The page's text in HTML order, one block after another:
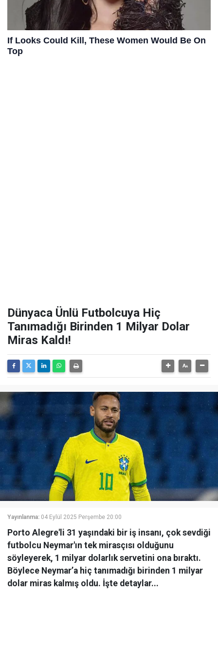
Dünyaca Ünlü Futbolcuya Hiç
Tanımadığı Birinden 1 Milyar Dolar
Miras Kaldı!
Yayınlanma: 04 Eylül 2025 Perşembe 20:00
Porto Alegre'li 31 yaşındaki bir iş insanı, çok sevdiği
futbolcu Neymar'ın tek mirasçısı olduğunu
söyleyerek, 1 milyar dolarlık servetini ona bıraktı.
Böylece Neymar’a hiç tanımadığı birinden 1 milyar
dolar miras kalmış oldu. İşte detaylar...